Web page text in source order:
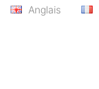
Anglais